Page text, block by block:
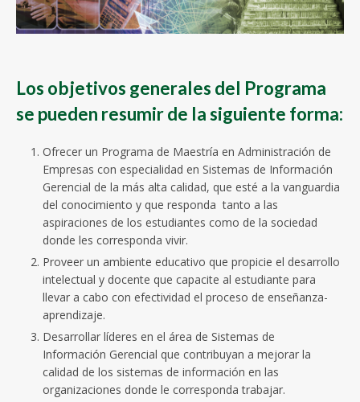
Los objetivos generales del Programa
se pueden resumir de la siguiente forma:
Ofrecer un Programa de Maestría en Administración de
Empresas con especialidad en Sistemas de Información
Gerencial de la más alta calidad, que esté a la vanguardia
del conocimiento y que responda tanto a las
aspiraciones de los estudiantes como de la sociedad
donde les corresponda vivir.
Proveer un ambiente educativo que propicie el desarrollo
intelectual y docente que capacite al estudiante para
llevar a cabo con efectividad el proceso de enseñanza-
aprendizaje.
Desarrollar líderes en el área de Sistemas de
Información Gerencial que contribuyan a mejorar la
calidad de los sistemas de información en las
organizaciones donde le corresponda trabajar.